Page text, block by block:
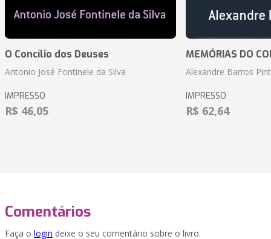
O Concílio dos Deuses
Antonio José Fontinele da Silva
IMPRESSO
R$ 46,05
MEMÓRIAS DO
Alexandre Barros
IMPRESSO
R$ 62,64
Comentários
Faça o login deixe o seu comentário sobre o livro.